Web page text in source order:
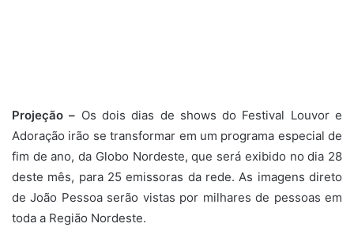
Projeção – Os dois dias de shows do Festival Louvor e
Adoração irão se transformar em um programa especial de
fim de ano, da Globo Nordeste, que será exibido no dia 28
deste mês, para 25 emissoras da rede. As imagens direto
de João Pessoa serão vistas por milhares de pessoas em
toda a Região Nordeste.